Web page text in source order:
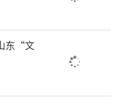
东“文